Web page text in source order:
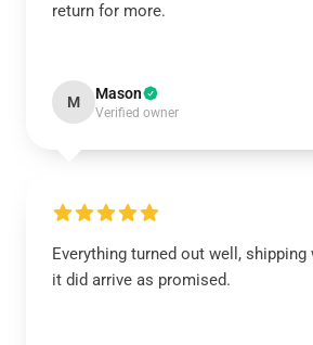
return for more.
M Mason
Verified owner
Everything turned out well, shipping
it did arrive as promised.